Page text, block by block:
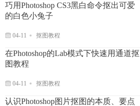
巧用Photoshop CS3黑白命令抠出可爱
的白色小兔子
04-11 抠图教程
在Photoshop的Lab模式下快速用通道抠
图教程
04-11 抠图教程
认识Photoshop图片抠图的本质、要点